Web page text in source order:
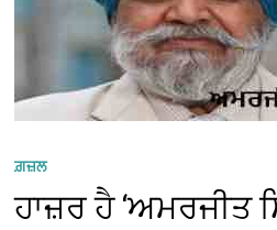
ਗ਼ਜ਼ਲ
ਹਾਜ਼ਰ ਹੈ ‘ਅਮਰਜੀਤ